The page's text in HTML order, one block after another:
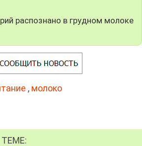
распознано в грудном молоке
, молоко